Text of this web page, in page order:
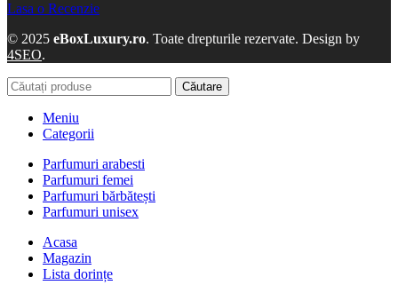
Lasa o Recenzie
© 2025 eBoxLuxury.ro. Toate drepturile rezervate. Design by
4SEO.
Căutare
Meniu
Categorii
Parfumuri arabesti
Parfumuri femei
Parfumuri bărbătești
Parfumuri unisex
Acasa
Magazin
Lista dorințe